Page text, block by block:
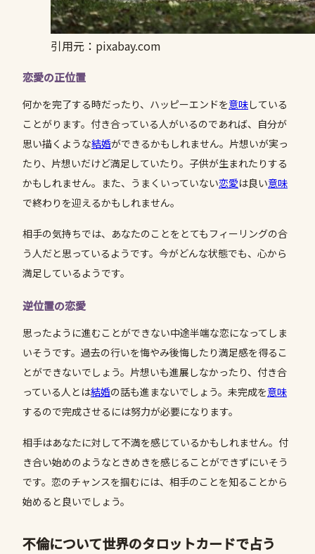
引用元：pixabay.com
恋愛の正位置
何かを完了する時だったり、ハッピーエンドを意味している
ことがります。付き合っている人がいるのであれば、自分が
思い描くような結婚ができるかもしれません。片想いが実っ
たり、片想いだけど満足していたり。子供が生まれたりする
かもしれません。また、うまくいっていない恋愛は良い意味
で終わりを迎えるかもしれません。
相手の気持ちでは、あなたのことをとてもフィーリングの合
う人だと思っているようです。今がどんな状態でも、心から
満足しているようです。
逆位置の恋愛
思ったように進むことができない中途半端な恋になってしま
いそうです。過去の行いを悔やみ後悔したり満足感を得るこ
とができないでしょう。片想いも進展しなかったり、付き合
っている人とは結婚の話も進まないでしょう。未完成を意味
するので完成させるには努力が必要になります。
相手はあなたに対して不満を感じているかもしれません。付
き合い始めのようなときめきを感じることができずにいそう
です。恋のチャンスを掴むには、相手のことを知ることから
始めると良いでしょう。
不倫について世界のタロットカードで占う